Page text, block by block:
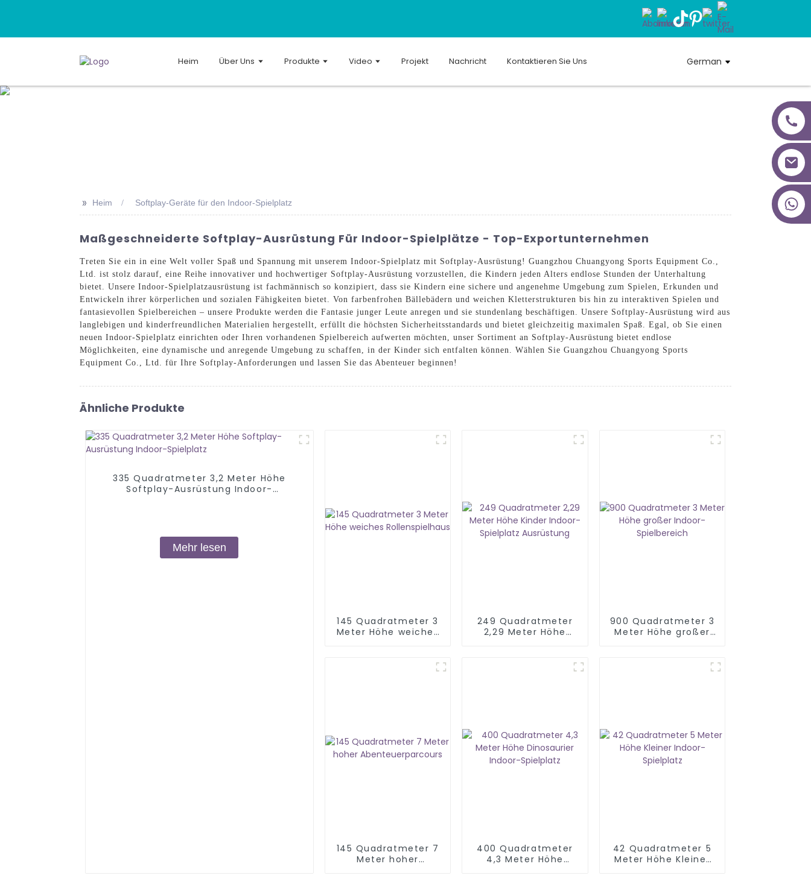
Heim Über Uns Produkte Video Projekt Nachricht Kontaktieren Sie Uns German
>> Heim Softplay-Geräte für den Indoor-Spielplatz
Maßgeschneiderte Softplay-Ausrüstung Für Indoor-Spielplätze - Top-Exportunternehmen
Treten Sie ein in eine Welt voller Spaß und Spannung mit unserem Indoor-Spielplatz mit Softplay-Ausrüstung! Guangzhou Chuangyong Sports Equipment Co.,
Ltd. ist stolz darauf, eine Reihe innovativer und hochwertiger Softplay-Ausrüstung vorzustellen, die Kindern jeden Alters endlose Stunden der Unterhaltung
bietet. Unsere Indoor-Spielplatzausrüstung ist fachmännisch so konzipiert, dass sie Kindern eine sichere und angenehme Umgebung zum Spielen, Erkunden und
Entwickeln ihrer körperlichen und sozialen Fähigkeiten bietet. Von farbenfrohen Bällebädern und weichen Kletterstrukturen bis hin zu interaktiven Spielen und
fantasievollen Spielbereichen – unsere Produkte werden die Fantasie junger Leute anregen und sie stundenlang beschäftigen. Unsere Softplay-Ausrüstung wird aus
langlebigen und kinderfreundlichen Materialien hergestellt, erfüllt die höchsten Sicherheitsstandards und bietet gleichzeitig maximalen Spaß. Egal, ob Sie einen
neuen Indoor-Spielplatz einrichten oder Ihren vorhandenen Spielbereich aufwerten möchten, unser Sortiment an Softplay-Ausrüstung bietet endlose
Möglichkeiten, eine dynamische und anregende Umgebung zu schaffen, in der Kinder sich entfalten können. Wählen Sie Guangzhou Chuangyong Sports
Equipment Co., Ltd. für Ihre Softplay-Anforderungen und lassen Sie das Abenteuer beginnen!
Ähnliche Produkte
335 Quadratmeter 3,2 Meter Höhe
Softplay-Ausrüstung Indoor-
Mehr lesen
145 Quadratmeter 3
Meter Höhe weiches
249 Quadratmeter
2,29 Meter Höhe
900 Quadratmeter 3
Meter Höhe großer
145 Quadratmeter 7
Meter hoher
400 Quadratmeter
4,3 Meter Höhe
42 Quadratmeter 5
Meter Höhe Kleiner